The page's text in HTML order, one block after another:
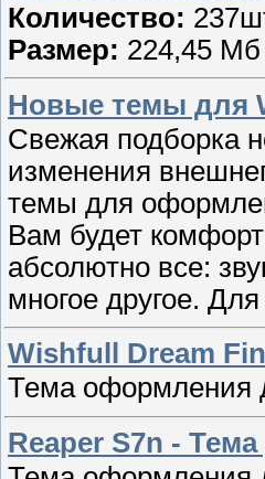
Количество:
Размер: 224,45 Мб
Новые темы для
Свежая подборка
изменения
темы для
Вам будет
абсолютно все:
многое другое.
Wishfull Dream
Тема оформления
Reaper S7n -